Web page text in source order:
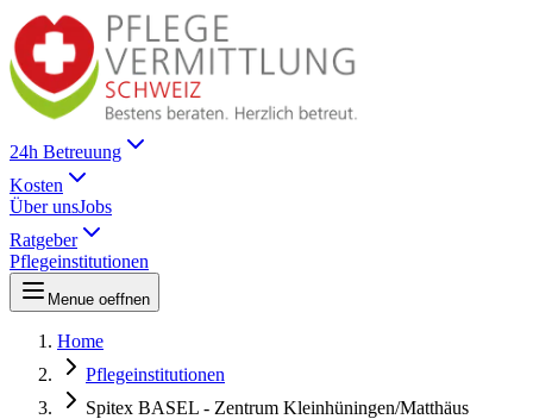
24h Betreuung
Kosten
Über unsJobs
Ratgeber
Pflegeinstitutionen
Menue oeffnen
Home
Pflegeinstitutionen
Spitex BASEL - Zentrum Kleinhüningen/Matthäus